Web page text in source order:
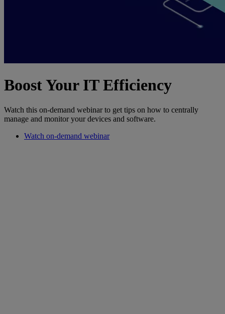
Boost Your IT Efficiency
Watch this on-demand webinar to get tips on how to centrally
manage and monitor your devices and software.
Watch on-demand webinar